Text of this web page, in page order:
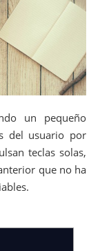
un pequeño
del usuario por
teclas solas,
que no ha